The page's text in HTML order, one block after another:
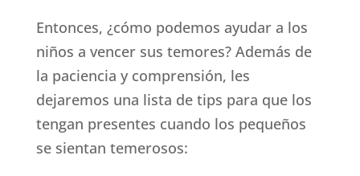
Entonces, ¿cómo podemos ayudar a los
niños a vencer sus temores? Además de
la paciencia y comprensión, les
dejaremos una lista de tips para que los
tengan presentes cuando los pequeños
se sientan temerosos: